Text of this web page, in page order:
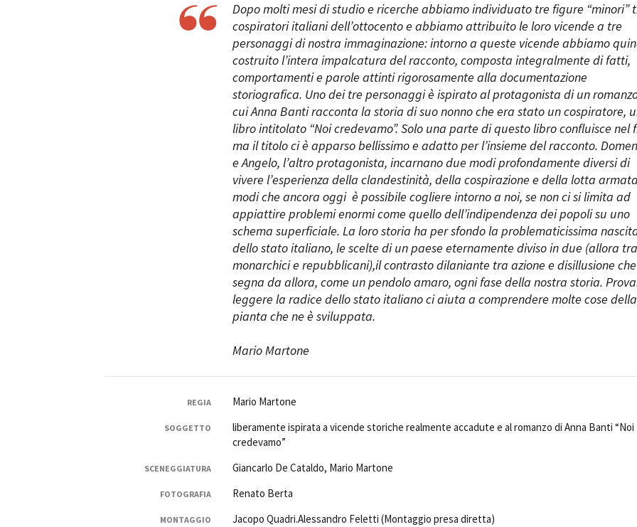
Dopo molti mesi di studio e ricerche abbiamo individuato tre figure “minori”
cospiratori italiani dell’ottocento e abbiamo attribuito le loro vicende a tre
personaggi di nostra immaginazione: intorno a queste vicende abbiamo
costruito l’intera impalcatura del racconto, composta integralmente di fatti,
comportamenti e parole attinti rigorosamente alla documentazione
storiografica. Uno dei tre personaggi è ispirato al protagonista di un
cui Anna Banti racconta la storia di suo nonno che era stato un cospiratore,
libro intitolato “Noi credevamo”. Solo una parte di questo libro confluisce nel
ma il titolo ci è apparso bellissimo e adatto per l’insieme del racconto.
e Angelo, l’altro protagonista, incarnano due modi profondamente diversi di
vivere l’esperienza della clandestinità, della cospirazione e della lotta
modi che ancora oggi è possibile cogliere intorno a noi, se non ci si limita ad
appiattire problemi enormi come quello dell’indipendenza dei popoli su uno
schema superficiale. La loro storia ha per sfondo la problematicissima
dello stato italiano, le scelte di un paese eternamente diviso in due (allora tra
monarchici e repubblicani),il contrasto dilaniante tra azione e disillusione che
segna da allora, come un pendolo amaro, ogni fase della nostra storia.
leggere la radice dello stato italiano ci aiuta a comprendere molte cose della
pianta che ne è sviluppata.
Mario Martone
REGIA Mario Martone
SOGGETTO
liberamente ispirata a vicende storiche realmente accadute e al romanzo di Anna Banti “Noi
credevamo”
SCENEGGIATURA Giancarlo De Cataldo, Mario Martone
FOTOGRAFIA Renato Berta
MONTAGGIO Jacopo Quadri.Alessandro Feletti (Montaggio presa diretta)